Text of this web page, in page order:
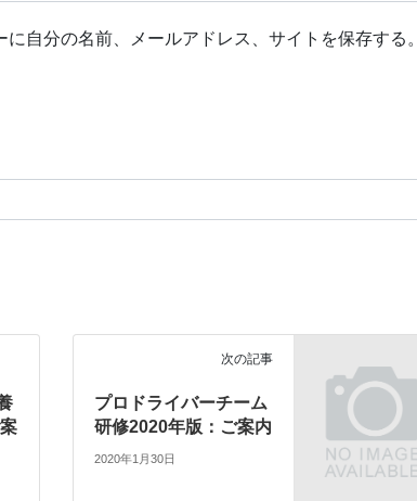
自分の名前、メールアドレス、サイトを保存する。
次の記事
プロドライバーチーム
研修2020年版：ご案内
2020年1月30日